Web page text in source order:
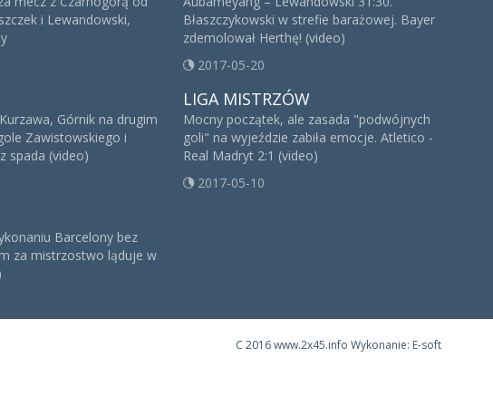
i Lewandowski,
Górnik na drugim
Zawistowskiego i
spada (video)
Barcelony bez
za mistrzostwo ląduje w
Błaszczykowski w strefie barażowej. Bayer
zdemolował Herthę! (video)
2017-05-20
LIGA MISTRZÓW
Mocny początek, ale zasada "podwójnych
goli" na wyjeździe zabiła emocje. Atletico -
Real Madryt 2:1 (video)
2017-05-10
C 2016 www.2x45.info Wykonanie: E-soft